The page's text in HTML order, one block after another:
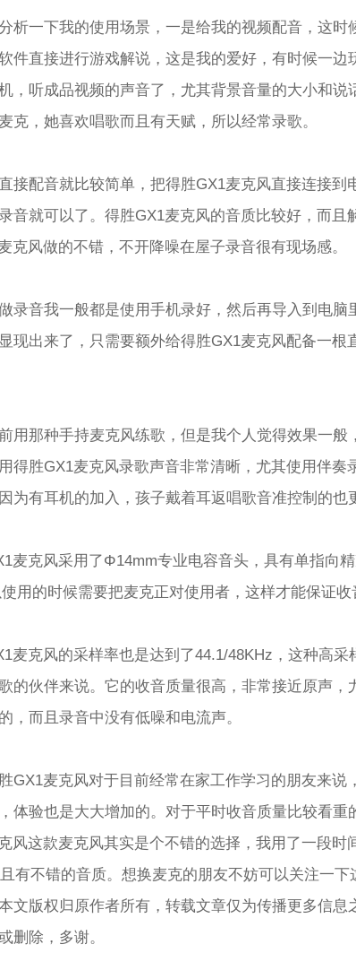
析一下我的使用场景，一是给我的视频配音，这
件直接进行游戏解说，这是我的爱好，有时候一
，听成品视频的声音了，尤其背景音量的大小和
克，她喜欢唱歌而且有天赋，所以经常录歌。
接配音就比较简单，把得胜GX1麦克风直接连接
音就可以了。得胜GX1麦克风的音质比较好，而
克风做的不错，不开降噪在屋子录音很有现场感。
录音我一般都是使用手机录好，然后再导入到电脑
现出来了，只需要额外给得胜GX1麦克风配备一根
用那种手持麦克风练歌，但是我个人觉得效果一
得胜GX1麦克风录歌声音非常清晰，尤其使用伴奏
为有耳机的加入，孩子戴着耳返唱歌音准控制的也
麦克风采用了Φ14mm专业电容音头，具有单指向
用的时候需要把麦克正对使用者，这样才能保证收
麦克风的采样率也是达到了44.1/48KHz，这种高
的伙伴来说。它的收音质量很高，非常接近原声
，而且录音中没有低噪和电流声。
GX1麦克风对于目前经常在家工作学习的朋友来说
体验也是大大增加的。对于平时收音质量比较看重
风这款麦克风其实是个不错的选择，我用了一段时
有不错的音质。想换麦克的朋友不妨可以关注一下
文版权归原作者所有，转载文章仅为传播更多信
删除，多谢。